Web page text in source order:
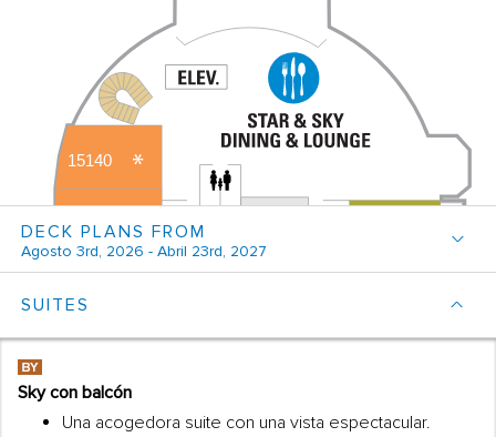
DECK PLANS FROM
Agosto 3rd, 2026 - Abril 23rd, 2027
SUITES
Sky con balcón
Una acogedora suite con una vista espectacular.